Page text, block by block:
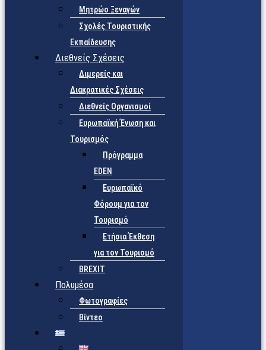
Μητρώο Ξεναγών
Σχολές Τουριστικής
Εκπαίδευσης
Διεθνείς Σχέσεις
Διμερείς και
Διακρατικές Σχέσεις
Διεθνείς Οργανισμοί
Ευρωπαϊκή Ένωση και
Τουρισμός
Πρόγραμμα
EDEN
Ευρωπαϊκό
Φόρουμ για τον
Τουρισμό
Ετήσια Έκθεση
για τον Τουρισμό
BREXIT
Πολυμέσα
Φωτογραφίες
Βίντεο